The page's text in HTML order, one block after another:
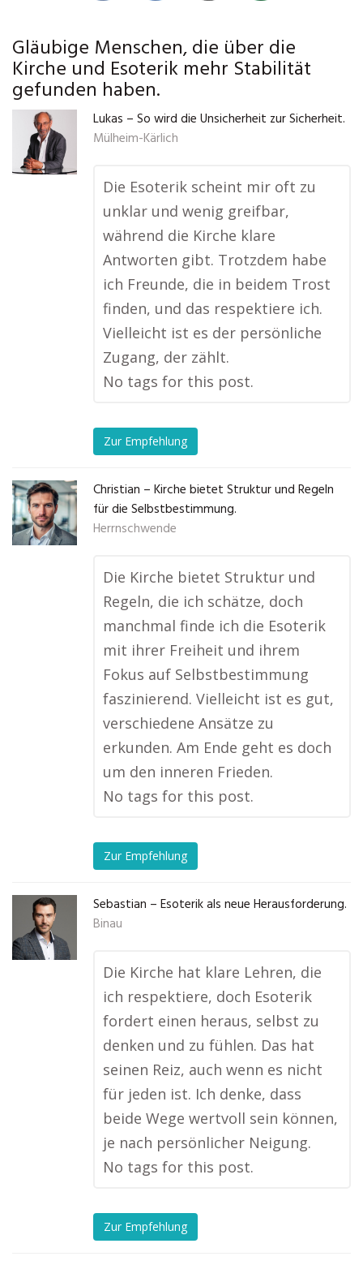
Gläubige Menschen, die über die
Kirche und Esoterik mehr Stabilität
gefunden haben.
Lukas – So wird die Unsicherheit zur Sicherheit.
Mülheim-Kärlich
Die Esoterik scheint mir oft zu
unklar und wenig greifbar,
während die Kirche klare
Antworten gibt. Trotzdem habe
ich Freunde, die in beidem Trost
finden, und das respektiere ich.
Vielleicht ist es der persönliche
Zugang, der zählt.
No tags for this post.
Zur Empfehlung
Christian – Kirche bietet Struktur und Regeln
für die Selbstbestimmung.
Herrnschwende
Die Kirche bietet Struktur und
Regeln, die ich schätze, doch
manchmal finde ich die Esoterik
mit ihrer Freiheit und ihrem
Fokus auf Selbstbestimmung
faszinierend. Vielleicht ist es gut,
verschiedene Ansätze zu
erkunden. Am Ende geht es doch
um den inneren Frieden.
No tags for this post.
Zur Empfehlung
Sebastian – Esoterik als neue Herausforderung.
Binau
Die Kirche hat klare Lehren, die
ich respektiere, doch Esoterik
fordert einen heraus, selbst zu
denken und zu fühlen. Das hat
seinen Reiz, auch wenn es nicht
für jeden ist. Ich denke, dass
beide Wege wertvoll sein können,
je nach persönlicher Neigung.
No tags for this post.
Zur Empfehlung